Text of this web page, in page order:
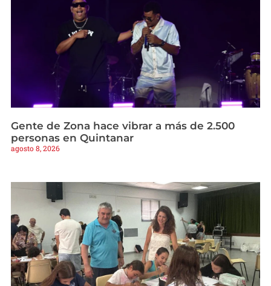
Gente de Zona hace vibrar a más de 2.500
personas en Quintanar
agosto 8, 2026